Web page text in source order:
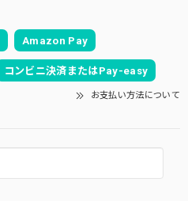
Amazon Pay
コンビニ決済またはPay-easy
お支払い方法について